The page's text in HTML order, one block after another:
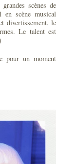
scènes de
en scène musical
divertissement, le
Le talent est
pour un moment